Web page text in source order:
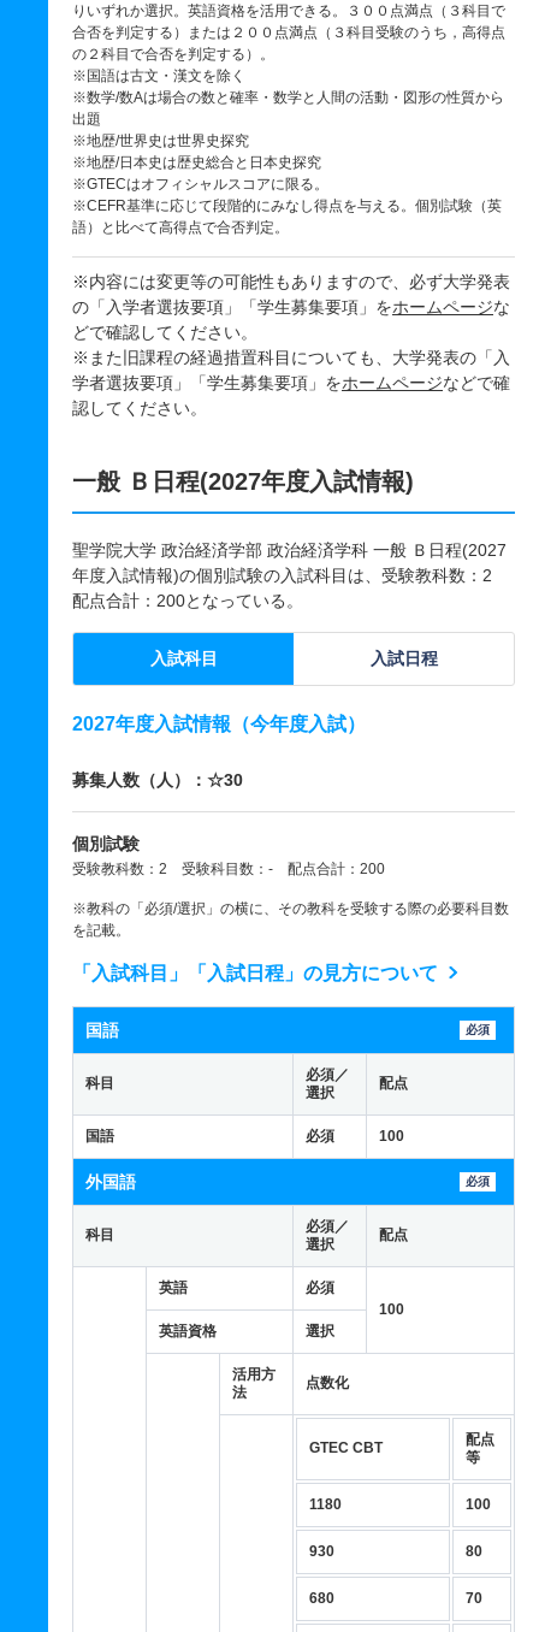
りいずれか選択。英語資格を活用できる。３００点満点（３科目で
合否を判定する）または２００点満点（３科目受験のうち，高得点
の２科目で合否を判定する）。
※国語は古文・漢文を除く
※数学/数Aは場合の数と確率・数学と人間の活動・図形の性質から
出題
※地歴/世界史は世界史探究
※地歴/日本史は歴史総合と日本史探究
※GTECはオフィシャルスコアに限る。
※CEFR基準に応じて段階的にみなし得点を与える。個別試験（英
語）と比べて高得点で合否判定。
※内容には変更等の可能性もありますので、必ず大学発表
の「入学者選抜要項」「学生募集要項」をホームページな
どで確認してください。
※また旧課程の経過措置科目についても、大学発表の「入
学者選抜要項」「学生募集要項」をホームページなどで確
認してください。
一般 Ｂ日程(2027年度入試情報)
聖学院大学 政治経済学部 政治経済学科 一般 Ｂ日程(2027
年度入試情報)の個別試験の入試科目は、受験教科数：2
配点合計：200となっている。
入試科目 入試日程
2027年度入試情報（今年度入試）
募集人数（人）：☆30
個別試験
受験教科数：2 受験科目数：- 配点合計：200
※教科の「必須/選択」の横に、その教科を受験する際の必要科目数
を記載。
「入試科目」「入試日程」の見方について
国語 必須
科目
必須／
選択
配点
国語 必須 100
外国語 必須
科目
必須／
選択
配点
英語
必須
100
英語資格
選択
活用方
法
点数化
GTEC CBT
配点
等
1180 100
930 80
680 70